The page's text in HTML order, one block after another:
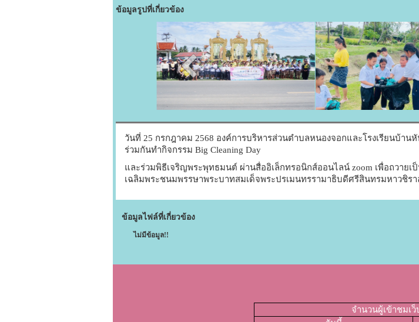
ข้อมูลรูปที่เกี่ยวข้อง
วันที่ 25 กรกฎาคม 2568 องค์การบริหารส่วนตำบลหนองจอกและโรงเรียนบ้าน
ร่วมกันทำกิจกรรม Big Cleaning Day
และร่วมพิธีเจริญพระพุทธมนต์ ผ่านสื่ออิเล็กทรอนิกส์ออนไลน์ zoom เพื่อถวาย
เฉลิมพระชนมพรรษาพระบาทสมเด็จพระปรเมนทรรามาธิบดีศรีสินทรมหาวชิรา
ข้อมูลไฟล์ที่เกี่ยวข้อง
ไม่มีข้อมูล!!
จำนวนผู้เข้าชมเ